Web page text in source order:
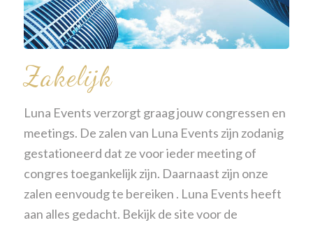
Zakelijk
Luna Events verzorgt graag jouw congressen en
meetings. De zalen van Luna Events zijn zodanig
gestationeerd dat ze voor ieder meeting of
congres toegankelijk zijn. Daarnaast zijn onze
zalen eenvoudg te bereiken . Luna Events heeft
aan alles gedacht. Bekijk de site voor de